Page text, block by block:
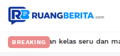
BREAKINGkelas seru dan materi